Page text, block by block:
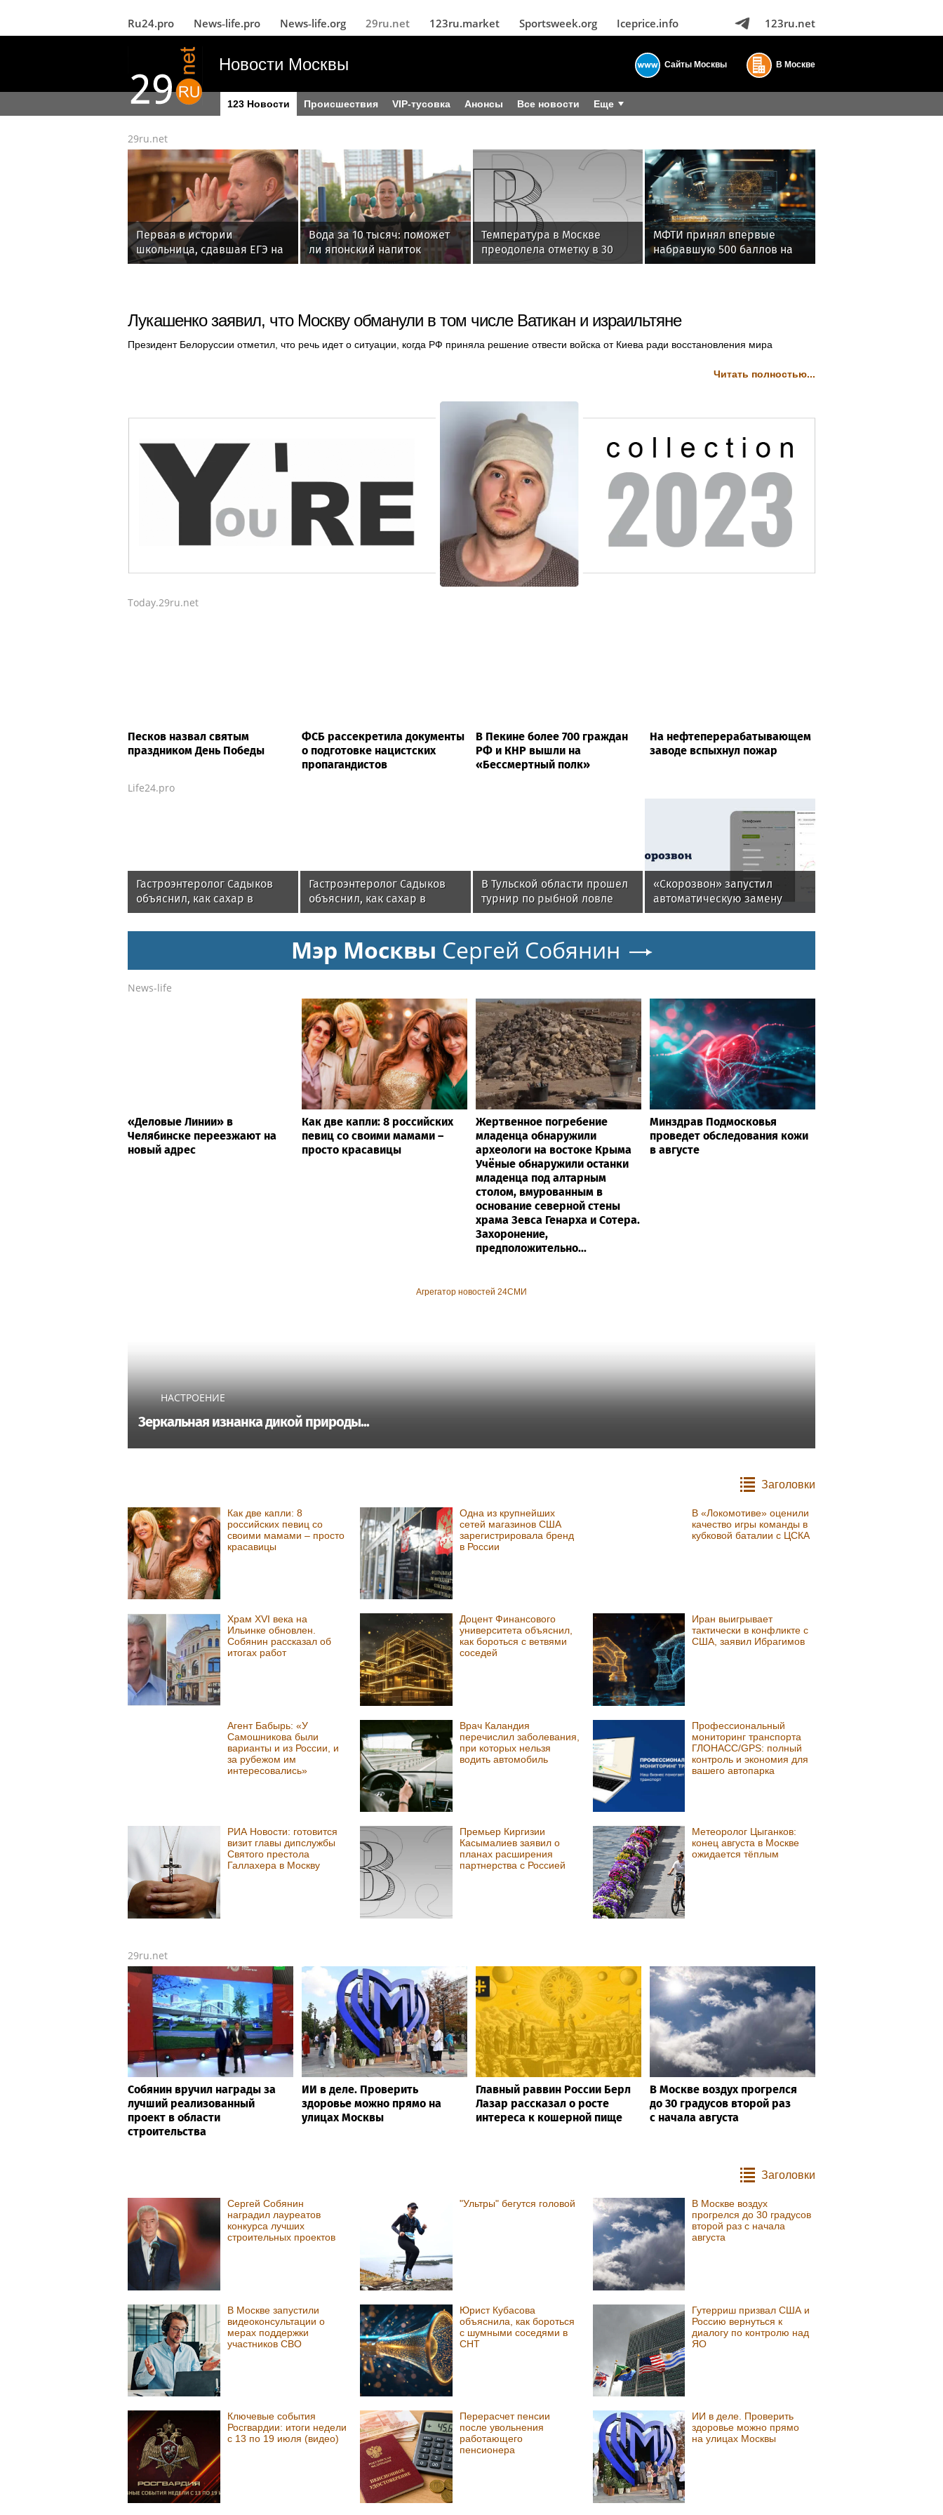
Ru24.pro News‑life.pro News‑life.org 29ru.net 123ru.market Sportsweek.org Iceprice.info 123ru.net
Новости Москвы Сайты Москвы В Москве
123 Новости Происшествия VIP-тусовка Анонсы Все новости Еще
29ru.net
Первая в истории
школьница, сдавшая ЕГЭ на
500 баллов, стала
Вода за 10 тысяч: поможет
ли японский напиток
сбросить лишний вес
Температура в Москве
преодолела отметку в 30
градусов
МФТИ принял впервые
набравшую 500 баллов на
ЕГЭ студентку
Лукашенко заявил, что Москву обманули в том числе Ватикан и израильтяне
Президент Белоруссии отметил, что речь идет о ситуации, когда РФ приняла решение отвести войска от Киева ради восстановления мира
Читать полностью...
Today.29ru.net
Песков назвал святым
праздником День Победы
ФСБ рассекретила документы
о подготовке нацистских
пропагандистов
В Пекине более 700 граждан
РФ и КНР вышли на
«Бессмертный полк»
На нефтеперерабатывающем
заводе вспыхнул пожар
Life24.pro
Гастроэнтеролог Садыков
объяснил, как сахар в
рационе ускоряет
Гастроэнтеролог Садыков
объяснил, как сахар в
рационе ускоряет
В Тульской области прошел
турнир по рыбной ловле
среди команд
«Скорозвон» запустил
автоматическую замену
номеров при снижении
Мэр Москвы Сергей Собянин
News-life
«Деловые Линии» в
Челябинске переезжают на
новый адрес
Как две капли: 8 российских
певиц со своими мамами –
просто красавицы
Жертвенное погребение
младенца обнаружили
археологи на востоке Крыма
Учёные обнаружили останки
младенца под алтарным
столом, вмурованным в
основание северной стены
храма Зевса Генарха и Сотера.
Захоронение,
предположительно...
Минздрав Подмосковья
проведет обследования кожи
в августе
Агрегатор новостей 24СМИ
НАСТРОЕНИЕ
Зеркальная изнанка дикой природы...
Заголовки
Как две капли: 8
российских певиц со
своими мамами – просто
красавицы
Одна из крупнейших
сетей магазинов США
зарегистрировала бренд
в России
В «Локомотиве» оценили
качество игры команды в
кубковой баталии с ЦСКА
Храм XVI века на
Ильинке обновлен.
Собянин рассказал об
итогах работ
Доцент Финансового
университета объяснил,
как бороться с ветвями
соседей
Иран выигрывает
тактически в конфликте с
США, заявил Ибрагимов
Агент Бабырь: «У
Самошникова были
варианты и из России, и
за рубежом им
интересовались»
Врач Каландия
перечислил заболевания,
при которых нельзя
водить автомобиль
Профессиональный
мониторинг транспорта
ГЛОНАСС/GPS: полный
контроль и экономия для
вашего автопарка
РИА Новости: готовится
визит главы дипслужбы
Святого престола
Галлахера в Москву
Премьер Киргизии
Касымалиев заявил о
планах расширения
партнерства с Россией
Метеоролог Цыганков:
конец августа в Москве
ожидается тёплым
29ru.net
Собянин вручил награды за
лучший реализованный
проект в области
строительства
ИИ в деле. Проверить
здоровье можно прямо на
улицах Москвы
Главный раввин России Берл
Лазар рассказал о росте
интереса к кошерной пище
В Москве воздух прогрелся
до 30 градусов второй раз
с начала августа
Заголовки
Сергей Собянин
наградил лауреатов
конкурса лучших
строительных проектов
"Ультры" бегутся головой
В Москве воздух
прогрелся до 30 градусов
второй раз с начала
августа
В Москве запустили
видеоконсультации о
мерах поддержки
участников СВО
Юрист Кубасова
объяснила, как бороться
с шумными соседями в
СНТ
Гутерриш призвал США и
Россию вернуться к
диалогу по контролю над
ЯО
Ключевые события
Росгвардии: итоги недели
с 13 по 19 июля (видео)
Перерасчет пенсии
после увольнения
работающего
пенсионера
ИИ в деле. Проверить
здоровье можно прямо
на улицах Москвы